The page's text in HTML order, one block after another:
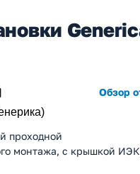
Обзор
проходной
монтажа, с крышкой